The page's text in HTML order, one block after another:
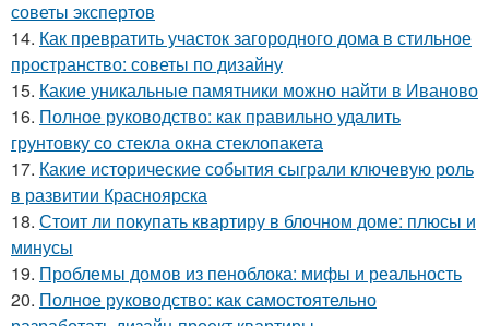
советы экспертов
14. Как превратить участок загородного дома в стильное
пространство: советы по дизайну
15. Какие уникальные памятники можно найти в Иваново
16. Полное руководство: как правильно удалить
грунтовку со стекла окна стеклопакета
17. Какие исторические события сыграли ключевую роль
в развитии Красноярска
18. Стоит ли покупать квартиру в блочном доме: плюсы и
минусы
19. Проблемы домов из пеноблока: мифы и реальность
20. Полное руководство: как самостоятельно